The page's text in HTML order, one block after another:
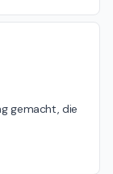
gemacht, die